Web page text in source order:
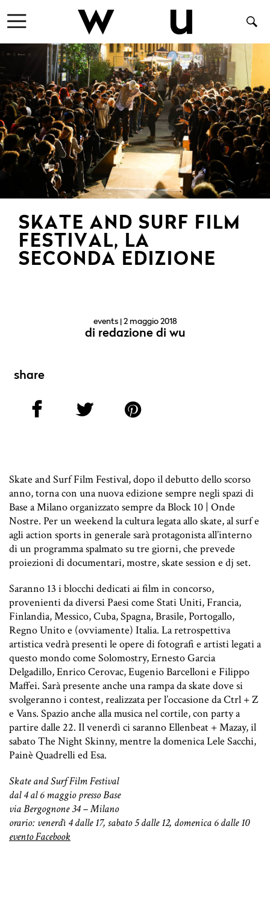
SKATE AND SURF FILM
FESTIVAL, LA
SECONDA EDIZIONE
events| 2 maggio 2018
di redazione di wu
share
Skate and Surf Film Festival, dopo il debutto dello scorso
anno, torna con una nuova edizione sempre negli spazi di
Base a Milano organizzato sempre da Block 10 | Onde
Nostre. Per un weekend la cultura legata allo skate, al surf e
agli action sports in generale sarà protagonista all’interno
di un programma spalmato su tre giorni, che prevede
proiezioni di documentari, mostre, skate session e dj set.
Saranno 13 i blocchi dedicati ai film in concorso,
provenienti da diversi Paesi come Stati Uniti, Francia,
Finlandia, Messico, Cuba, Spagna, Brasile, Portogallo,
Regno Unito e (ovviamente) Italia. La retrospettiva
artistica vedrà presenti le opere di fotografi e artisti legati a
questo mondo come Solomostry, Ernesto Garcia
Delgadillo, Enrico Cerovac, Eugenio Barcelloni e Filippo
Maffei. Sarà presente anche una rampa da skate dove si
svolgeranno i contest, realizzata per l’occasione da Ctrl + Z
e Vans. Spazio anche alla musica nel cortile, con party a
partire dalle 22. Il venerdì ci saranno Ellenbeat + Mazay, il
sabato The Night Skinny, mentre la domenica Lele Sacchi,
Painè Quadrelli ed Esa.
Skate and Surf Film Festival
dal 4 al 6 maggio presso Base
via Bergognone 34 – Milano
orario: venerdì 4 dalle 17, sabato 5 dalle 12, domenica 6 dalle 10
evento Facebook